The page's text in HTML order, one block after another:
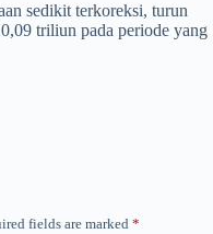
sedikit terkoreksi, turun
triliun pada periode yang
fields are marked *